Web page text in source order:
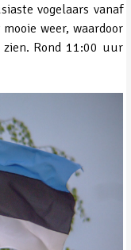
vogelaars vanaf
weer, waardoor
Rond 11:00 uur